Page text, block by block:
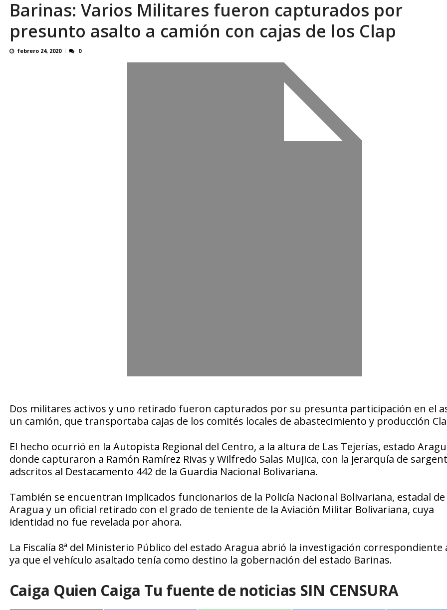
SOBRE EL DERECHO DE LOS TRABAJADORES EN LAS ORGANIZACIONES SOCIALES. Por: Dr. Al...
Barinas: Varios Militares fueron capturados por
presunto asalto a camión con cajas de los Clap
febrero 24, 2020 0
Dos militares activos y uno retirado fueron capturados por su presunta participación en el
un camión, que transportaba cajas de los comités locales de abastecimiento y producción
El hecho ocurrió en la Autopista Regional del Centro, a la altura de Las Tejerías, estado
donde capturaron a Ramón Ramírez Rivas y Wilfredo Salas Mujica, con la jerarquía de
adscritos al Destacamento 442 de la Guardia Nacional Bolivariana.
También se encuentran implicados funcionarios de la Policía Nacional Bolivariana, estadal de
Aragua y un oficial retirado con el grado de teniente de la Aviación Militar Bolivariana, cuya
identidad no fue revelada por ahora.
La Fiscalía 8ª del Ministerio Público del estado Aragua abrió la investigación correspondiente
ya que el vehículo asaltado tenía como destino la gobernación del estado Barinas.
Caiga Quien Caiga Tu fuente de noticias SIN CENSURA